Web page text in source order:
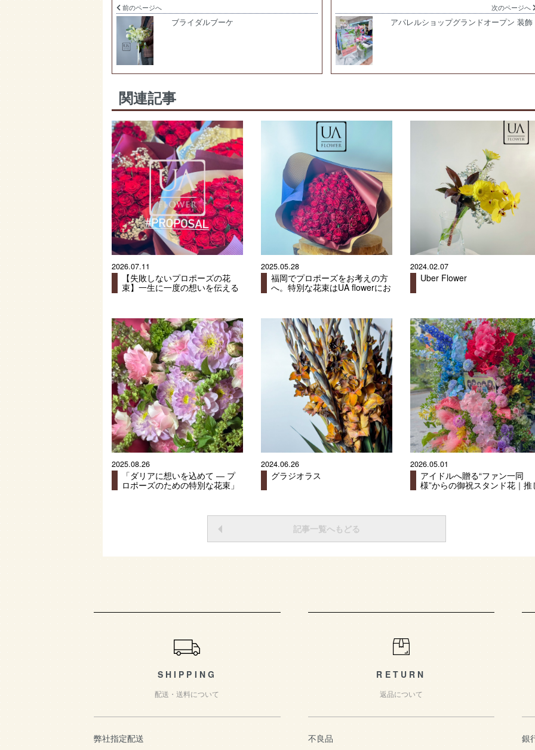
前のページへ
ブライダルブーケ
次のページへ
アパレルショップグランドオープン 装飾
関連記事
2026.07.11
【失敗しないプロポーズの花
束】一生に一度の想いを伝える
2025.05.28
福岡でプロポーズをお考えの方
へ。特別な花束はUA flowerにお
2024.02.07
Uber Flower
2025.08.26
「ダリアに想いを込めて ― プ
ロポーズのための特別な花束」
2024.06.26
グラジオラス
2026.05.01
アイドルへ贈る“ファン一同
様”からの御祝スタンド花｜推
活を彩るオシャレで失敗しな
記事一覧へもどる
SHIPPING
配送・送料について
弊社指定配送
RETURN
返品について
不良品
銀